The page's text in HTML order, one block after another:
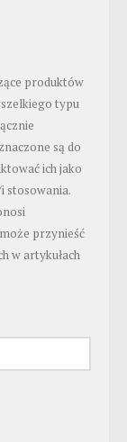
produktów
typu
są do
ich jako
stosowania.
przynieść
w artykułach